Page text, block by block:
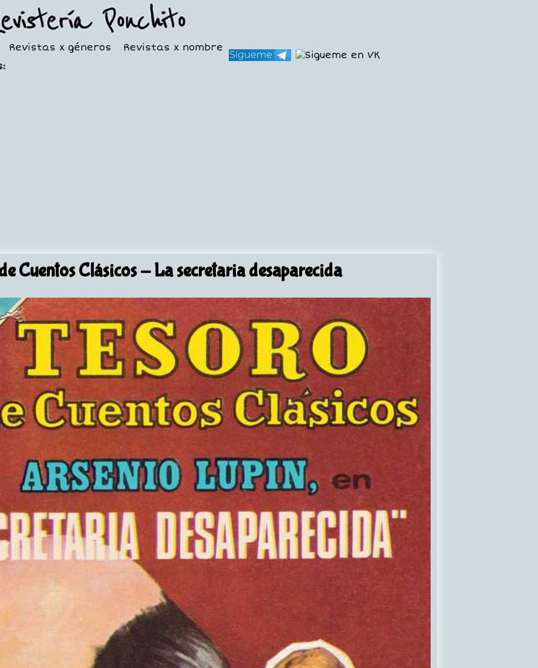
Revistas x géneros
Revistas x nombre
Cuentos Clásicos- La secretaria desaparecida